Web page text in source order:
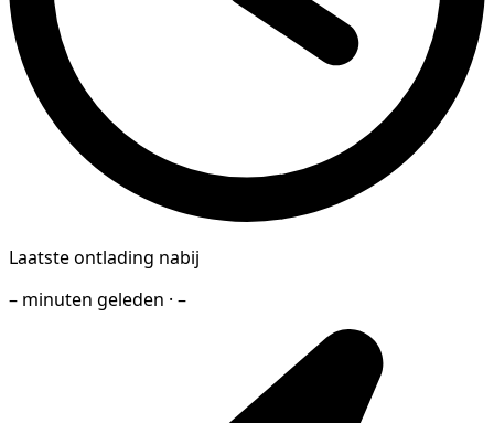
Laatste ontlading nabij
– minuten geleden · –